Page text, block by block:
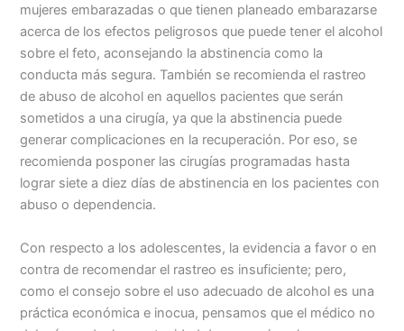
mujeres embarazadas o que tienen planeado embarazarse
acerca de los efectos peligrosos que puede tener el alcohol
sobre el feto, aconsejando la abstinencia como la
conducta más segura. También se recomienda el rastreo
de abuso de alcohol en aquellos pacientes que serán
sometidos a una cirugía, ya que la abstinencia puede
generar complicaciones en la recuperación. Por eso, se
recomienda posponer las cirugías programadas hasta
lograr siete a diez días de abstinencia en los pacientes con
abuso o dependencia.
Con respecto a los adolescentes, la evidencia a favor o en
contra de recomendar el rastreo es insuficiente; pero,
como el consejo sobre el uso adecuado de alcohol es una
práctica económica e inocua, pensamos que el médico no